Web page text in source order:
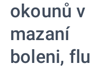
okounů v
mazaní
boleni,